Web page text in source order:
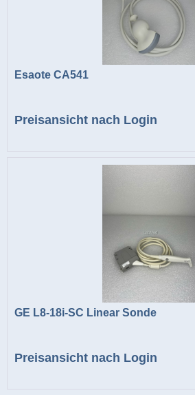
Esaote CA541
Preisansicht nach Login
GE L8-18i-SC Linear Sonde
Preisansicht nach Login